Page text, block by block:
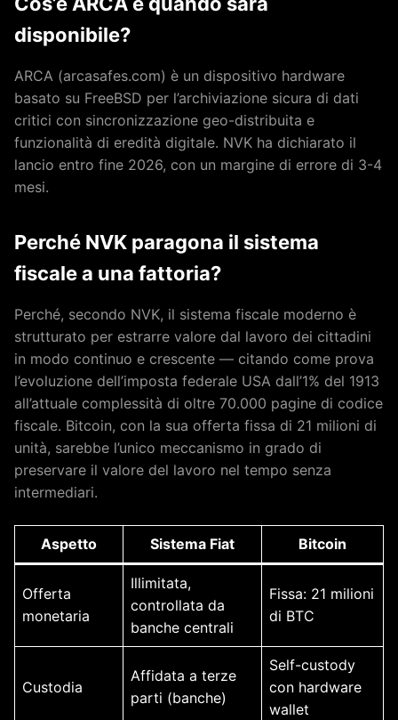
disponibile?
ARCA (arcasafes.com) è un dispositivo hardware
basato su FreeBSD per l’archiviazione sicura di dati
critici con sincronizzazione geo-distribuita e
funzionalità di eredità digitale. NVK ha dichiarato il
lancio entro fine 2026, con un margine di errore di 3-4
mesi.
Perché NVK paragona il sistema
fiscale a una fattoria?
Perché, secondo NVK, il sistema fiscale moderno è
strutturato per estrarre valore dal lavoro dei cittadini
in modo continuo e crescente — citando come prova
l’evoluzione dell’imposta federale USA dall’1% del 1913
all’attuale complessità di oltre 70.000 pagine di codice
fiscale. Bitcoin, con la sua offerta fissa di 21 milioni di
unità, sarebbe l’unico meccanismo in grado di
preservare il valore del lavoro nel tempo senza
intermediari.
Aspetto Sistema Fiat Bitcoin
Offerta
monetaria
Illimitata,
controllata da
banche centrali
Fissa: 21 milioni
di BTC
Custodia
Affidata a terze
parti (banche)
Self-custody
con hardware
wallet